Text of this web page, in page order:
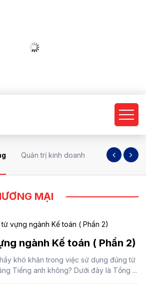
Quản trị kinh doanh Kế toán
MẠI
ngành Kế toán ( Phần 2)
khó khăn trong việc sử dụng đúng từ
Tiếng anh không? Dưới đây là Tổng ...